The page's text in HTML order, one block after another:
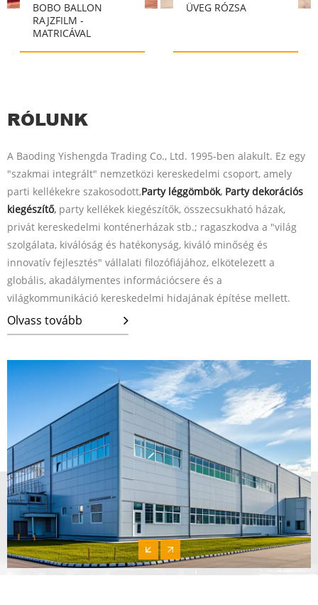
BOBO BALLON
RAJZFILM -
MATRICÁVAL
ÜVEG RÓZSA
RÓLUNK
A Baoding Yishengda Trading Co., Ltd. 1995-ben alakult. Ez egy
"szakmai integrált" nemzetközi kereskedelmi csoport, amely
parti kellékekre szakosodott,Party léggömbök, Party dekorációs
kiegészítő, party kellékek kiegészítők, összecsukható házak,
privát kereskedelmi konténerházak stb.; ragaszkodva a "világ
szolgálata, kiválóság és hatékonyság, kiváló minőség és
innovatív fejlesztés" vállalati filozófiájához, elkötelezett a
globális, akadálymentes információcsere és a
világkommunikáció kereskedelmi hidajának építése mellett.
Olvass tovább